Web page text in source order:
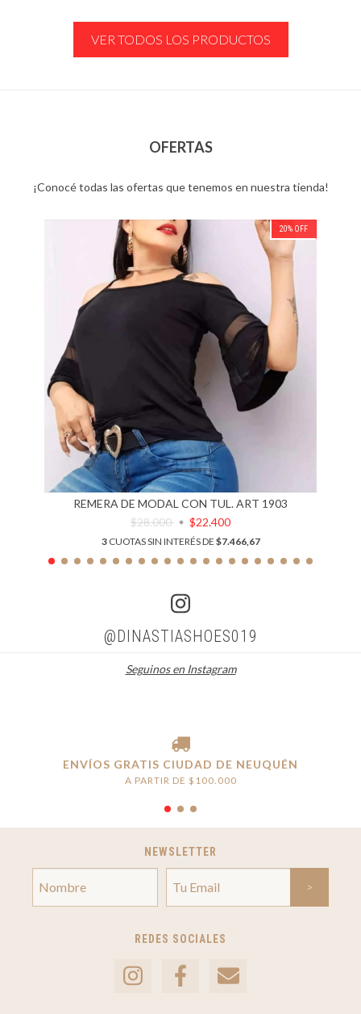
VER TODOS LOS PRODUCTOS
OFERTAS
¡Conocé todas las ofertas que tenemos en nuestra tienda!
20% OFF
REMERA DE MODAL CON TUL. ART 1903
$28.000
$22.400
3CUOTAS SIN INTERÉS DE $7.466,67
@DINASTIASHOES019
Seguinos en Instagram
ENVÍOS GRATIS CIUDAD DE NEUQUÉN
A PARTIR DE $100.000
NEWSLETTER
REDES SOCIALES